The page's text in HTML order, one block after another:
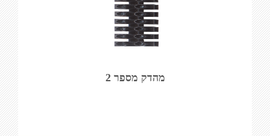
מהדק מספר 2